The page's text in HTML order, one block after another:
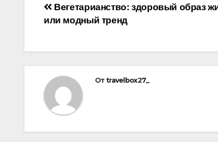
Навигация
записям
Вегетарианство: здоровый образ
или модный тренд
Отtravelbox27_